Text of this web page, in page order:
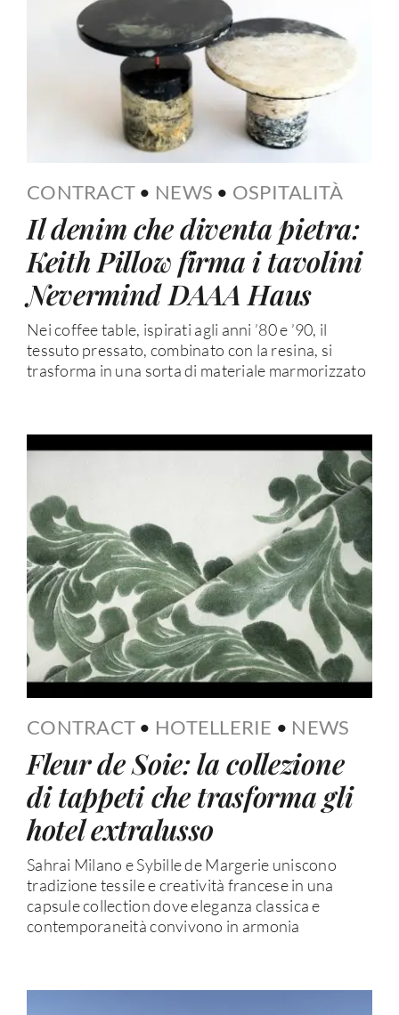
CONTRACT • NEWS • OSPITALITÀ
Il denim che diventa pietra:
Keith Pillow firma i tavolini
Nevermind DAAA Haus
Nei coffee table, ispirati agli anni ’80 e ’90, il
tessuto pressato, combinato con la resina, si
trasforma in una sorta di materiale marmorizzato
CONTRACT • HOTELLERIE • NEWS
Fleur de Soie: la collezione
di tappeti che trasforma gli
hotel extralusso
Sahrai Milano e Sybille de Margerie uniscono
tradizione tessile e creatività francese in una
capsule collection dove eleganza classica e
contemporaneità convivono in armonia